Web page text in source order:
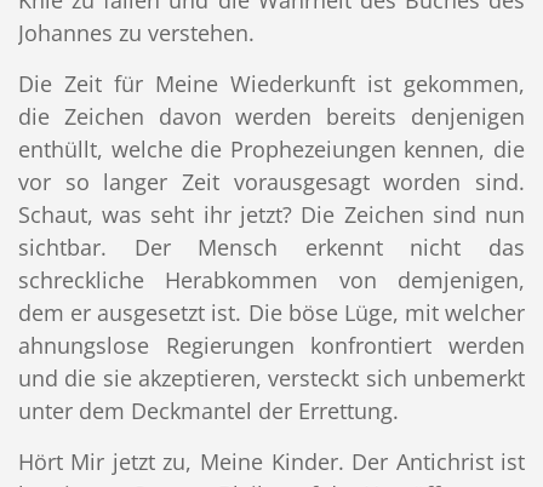
Johannes zu verstehen.
Die Zeit für Meine Wiederkunft ist gekommen,
die Zeichen davon werden bereits denjenigen
enthüllt, welche die Prophezeiungen kennen, die
vor so langer Zeit vorausgesagt worden sind.
Schaut, was seht ihr jetzt? Die Zeichen sind nun
sichtbar. Der Mensch erkennt nicht das
schreckliche Herabkommen von demjenigen,
dem er ausgesetzt ist. Die böse Lüge, mit welcher
ahnungslose Regierungen konfrontiert werden
und die sie akzeptieren, versteckt sich unbemerkt
unter dem Deckmantel der Errettung.
Hört Mir jetzt zu, Meine Kinder. Der Antichrist ist